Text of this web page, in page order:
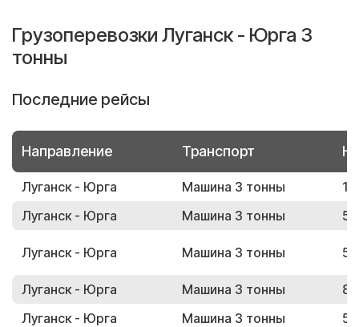
Грузоперевозки Луганск - Юрга 3
тонны
Последние рейсы
Направление Транспорт
Луганск - Юрга Машина 3 тонны
Луганск - Юрга
Машина 3 тонны
Луганск - Юрга Машина 3 тонны
Луганск - Юрга Машина 3 тонны
Луганск - Юрга
Машина 3 тонны